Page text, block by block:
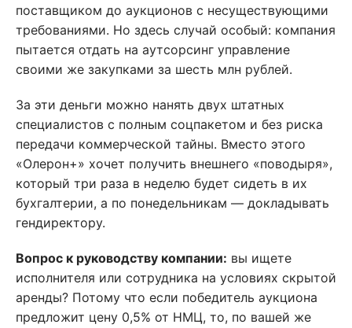
поставщиком до аукционов с несуществующими
требованиями. Но здесь случай особый: компания
пытается отдать на аутсорсинг управление
своими же закупками за шесть млн рублей.
За эти деньги можно нанять двух штатных
специалистов с полным соцпакетом и без риска
передачи коммерческой тайны. Вместо этого
«Олерон+» хочет получить внешнего «поводыря»,
который три раза в неделю будет сидеть в их
бухгалтерии, а по понедельникам — докладывать
гендиректору.
Вопрос к руководству компании: вы ищете
исполнителя или сотрудника на условиях скрытой
аренды? Потому что если победитель аукциона
предложит цену 0,5% от НМЦ, то, по вашей же